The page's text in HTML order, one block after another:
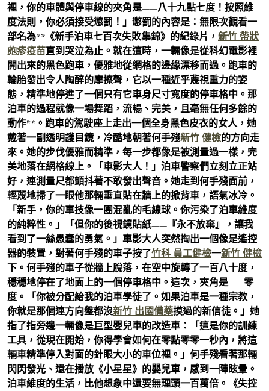
裡，你的車體與停車線的夾角是——八十九點七度！按照維
度法則，你必須接受懲罰！」懲罰的內容是：無限次觀看一
部名為**《新手泊車七百次失敗集錦》的紀錄片， 新竹 帶狀
皰疹疫苗直到哭泣為止。就在這時，一輛像是從科幻電影裡
開出來的黑色跑車，優雅地從網格的邊緣漂移而過。跑車的
輪胎發出令人陶醉的摩擦聲，它以一種近乎蔑視重力的姿
態，精準地停進了一個只有它車身尺寸寬度的停車格中。那
泊車的過程就像一場舞蹈，流暢、完美，且毫無任何多餘的
動作**。跑車的駕駛座上走出一個全身黑色皮衣的女人，她
戴著一副透明護目鏡，冷酷地朝著何手殘新竹 健檢的方向走
來。她的步伐優雅而精準，每一步都像是被測量過一樣，完
美地落在網格線上。「車影大人！」泊車警察們立刻立正站
好，連測量尺都顫抖著不敢發出聲音。她走到何手殘面前，
輕蔑地掃了一眼他那輛垂直貼在牆上的掀背車，語氣冰冷。
「新手，你的車技像一團混亂的毛線球。你污染了泊車維度
的純粹性。」「但你的後視鏡貼紙——『永不放棄』，讓我
看到了一絲愚蠢的勇氣。」車影大人突然掏出一個像是遙控
器的裝置，對著何手殘的車子按了竹科 員工健檢一新竹 健檢
下。何手殘的車子從牆上脫落，在空中旋轉了一百八十度，
穩穩地停在了地面上的一個停車格中。這次，夾角是——零
度。「你被分配給我的泊車學徒了。如果泊車是一種宗教，
你就是那個連方向盤都沒新竹 出國備藥摸過的新信徒。」她
指了指旁邊一輛像是巨型嬰兒車的改造車：「這是你的訓練
工具，從現在開始，你得學會如何在零點零零一秒內，將這
輛車精準停入對面的針眼大小的車位裡。」何手殘看著那輛
閃閃發光、還在播放《小星星》的嬰兒車，感到一陣眩暈。
泊車維度的生活，比他想象中還要無理頭一百萬倍。《失控